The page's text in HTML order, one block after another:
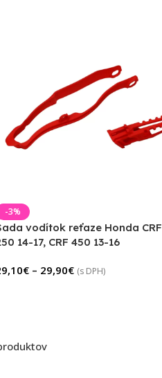
-3%
vodítok reťaze Honda CRF
14-17, CRF 450 13-16
€ – 29,90€ (s DPH)